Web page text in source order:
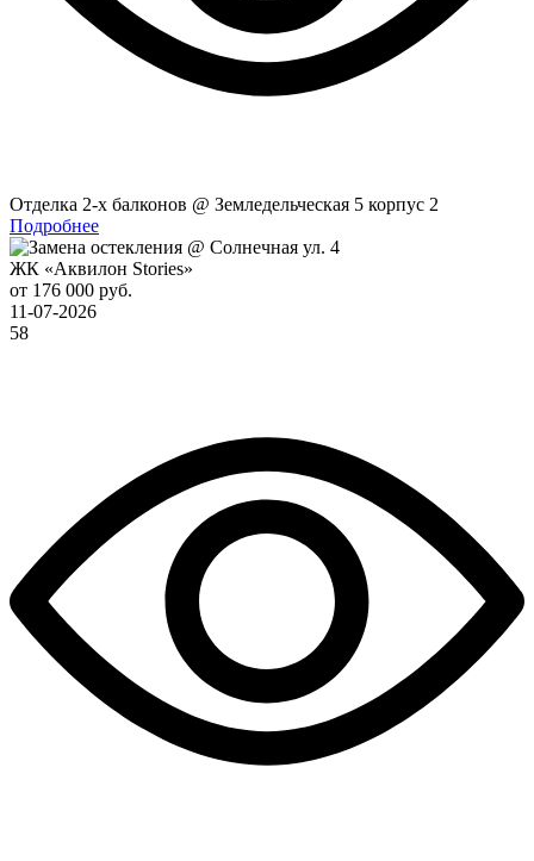
Отделка 2-x балконов @ Земледельческая 5 корпус 2
Подробнее
ЖК «Аквилон Stories»
от 176 000 руб.
11-07-2026
58